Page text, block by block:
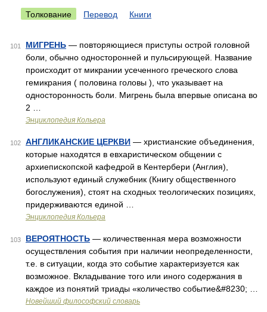
Толкование Перевод Книги
101 МИГРЕНЬ — повторяющиеся приступы острой головной
боли, обычно односторонней и пульсирующей. Название
происходит от микрании усеченного греческого слова
гемикрания ( половина головы ), что указывает на
односторонность боли. Мигрень была впервые описана во
2 …
Энциклопедия Кольера
102 АНГЛИКАНСКИЕ ЦЕРКВИ — христианские объединения,
которые находятся в евхаристическом общении с
архиепископской кафедрой в Кентербери (Англия),
используют единый служебник (Книгу общественного
богослужения), стоят на сходных теологических позициях,
придерживаются единой …
Энциклопедия Кольера
103 ВЕРОЯТНОСТЬ — количественная мера возможности
осуществления события при наличии неопределенности,
т.е. в ситуации, когда это событие характеризуется как
возможное. Вкладывание того или иного содержания в
каждое из понятий триады «количество событие&#8230; …
Новейший философский словарь